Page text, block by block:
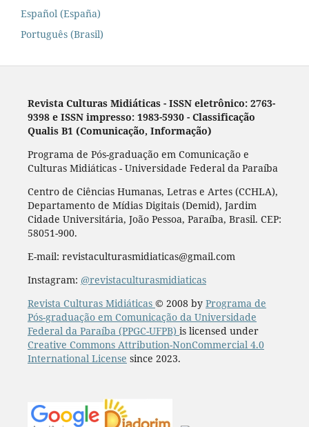
Español (España)
Português (Brasil)
Revista Culturas Midiáticas - ISSN eletrônico: 2763-
9398 e ISSN impresso: 1983-5930 - Classificação
Qualis B1 (Comunicação, Informação)
Programa de Pós-graduação em Comunicação e
Culturas Midiáticas - Universidade Federal da Paraíba
Centro de Ciências Humanas, Letras e Artes (CCHLA),
Departamento de Mídias Digitais (Demid), Jardim
Cidade Universitária, João Pessoa, Paraíba, Brasil. CEP:
58051-900.
E-mail: revistaculturasmidiaticas@gmail.com
Instagram: @revistaculturasmidiaticas
Revista Culturas Midiáticas © 2008 by Programa de
Pós-graduação em Comunicação da Universidade
Federal da Paraíba (PPGC-UFPB) is licensed under
Creative Commons Attribution-NonCommercial 4.0
International License since 2023.